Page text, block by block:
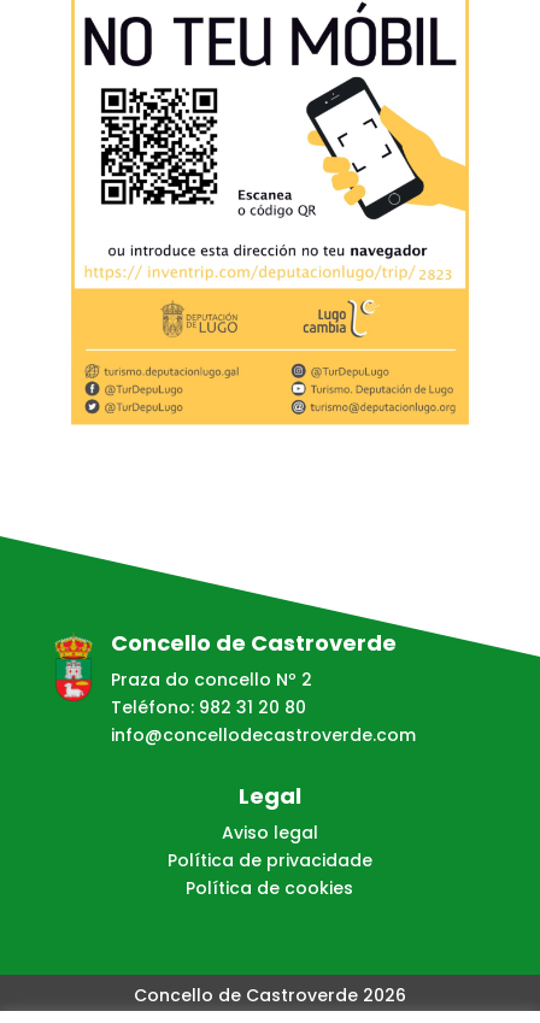
Concello de Castroverde
Praza do concello Nº 2
Teléfono: 982 31 20 80
info@concellodecastroverde.com
Legal
Aviso legal
Política de privacidade
Política de cookies
Concello de Castroverde 2026